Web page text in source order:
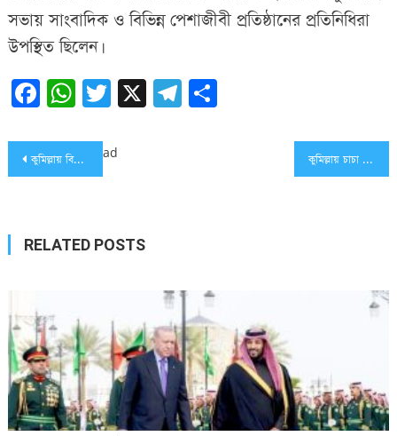
সভায় সাংবাদিক ও বিভিন্ন পেশাজীবী প্রতিষ্ঠানের প্রতিনিধিরা
উপস্থিত ছিলেন।
Facebook
WhatsApp
Twitter
X Telegram
Share
Post
কুমিল্লায় বিজিবি’র অভিযানে মাদকদ্রব্য এবং মালামালসহ আটক ৫ কুমিল্লায় চাচা অপহরণ করলো আপন ভাতিজাকে
ad
RELATED POSTS